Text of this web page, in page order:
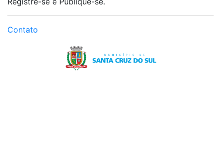
Contato